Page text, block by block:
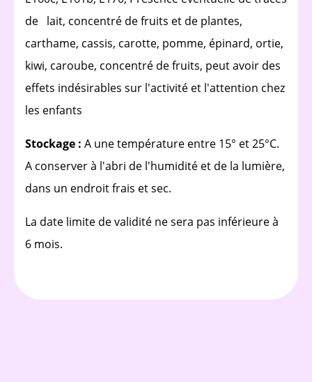
de lait, concentré de fruits et de plantes,
carthame, cassis, carotte, pomme, épinard, ortie,
kiwi, caroube, concentré de fruits, peut avoir des
effets indésirables sur l'activité et l'attention chez
les enfants
Stockage : A une température entre 15° et 25°C.
A conserver à l'abri de l'humidité et de la lumière,
dans un endroit frais et sec.
La date limite de validité ne sera pas inférieure à
6 mois.